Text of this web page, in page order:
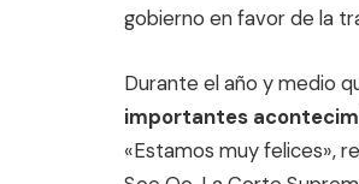
gobierno en favor de la
Durante el año y medio
importantes
«Estamos muy felices»,